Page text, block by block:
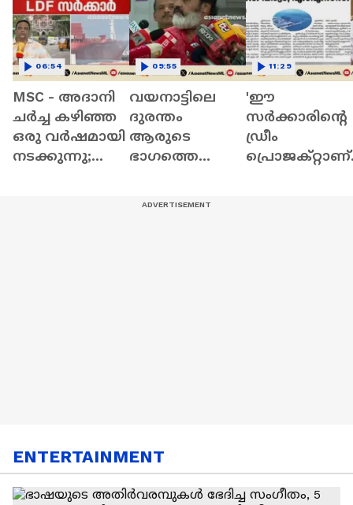
MSC - അദാനി
ചർച്ച കഴിഞ്ഞ
ഒരു വർഷമായി
നടക്കുന്നു;
06:54
വയനാട്ടിലെ
ദുരന്തം
ആരുടെ
ഭാഗത്തെ
09:55
'ഈ
സർക്കാരിന്റെ
ഡ്രീം
പ്രൊജക്റ്റാണ്
11:29
ENTERTAINMENT